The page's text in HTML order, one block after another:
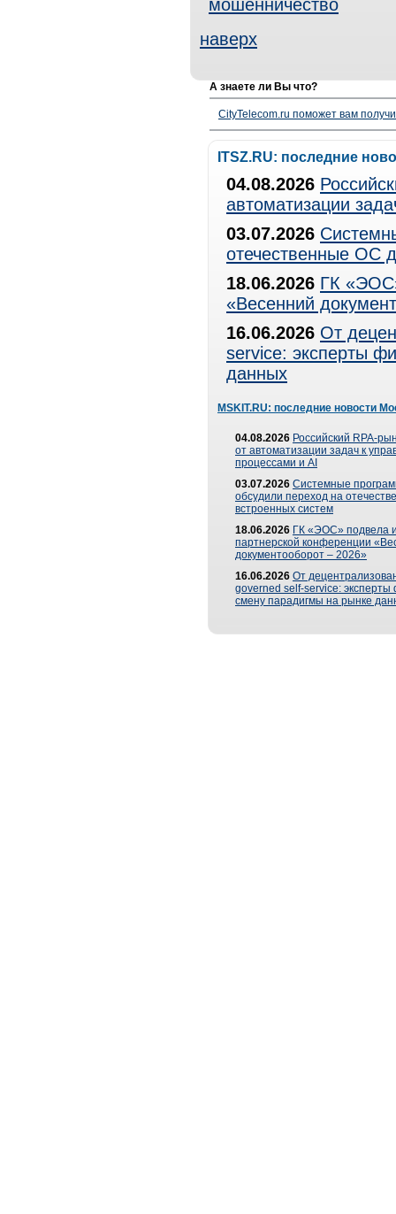
мошенничество
наверх
А знаете ли Вы что?
CityTelecom.ru поможет вам
ITSZ.RU: последние
04.08.2026
автоматизации
03.07.2026
отечественные ОС
18.06.2026 ГК
«Весенний
16.06.2026 От
service: эксперты
данных
MSKIT.RU: последние новости
04.08.2026 Российский RPA-
от автоматизации задач к
процессами и AI
03.07.2026 Системные
обсудили переход на
встроенных систем
18.06.2026 ГК «ЭОС» подвела
партнерской конференции
документооборот – 2026»
16.06.2026 От
governed self-service: эксперты
смену парадигмы на рынке